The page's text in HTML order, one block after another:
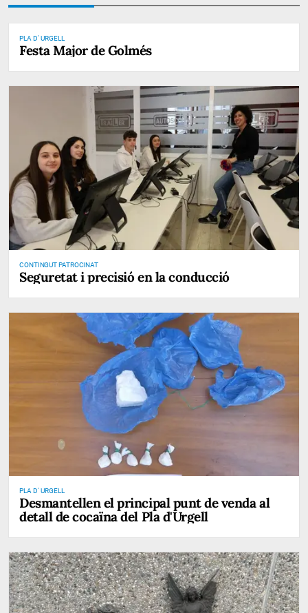
PLA D' URGELL
Festa Major de Golmés
CONTINGUT PATROCINAT
Seguretat i precisió en la conducció
PLA D' URGELL
Desmantellen el principal punt de venda al
detall de cocaïna del Pla d'Urgell